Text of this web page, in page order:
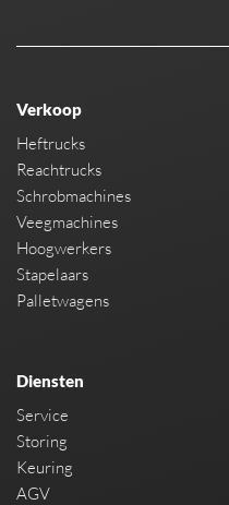
Verkoop
Heftrucks
Reachtrucks
Schrobmachines
Veegmachines
Hoogwerkers
Stapelaars
Palletwagens
Diensten
Service
Storing
Keuring
AGV